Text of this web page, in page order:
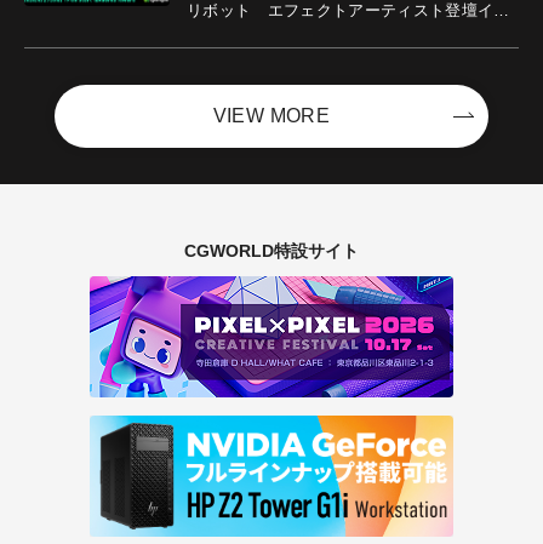
リボット エフェクトアーティスト登壇イベ
VIEW MORE
CGWORLD特設サイト